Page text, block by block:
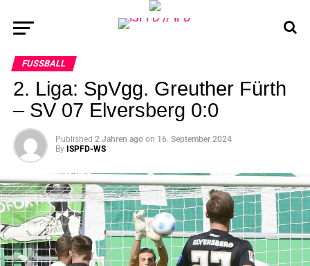
FUSSBALL
2. Liga: SpVgg. Greuther Fürth
– SV 07 Elversberg 0:0
Published 2 Jahren ago on 16. September 2024
By ISPFD-WS